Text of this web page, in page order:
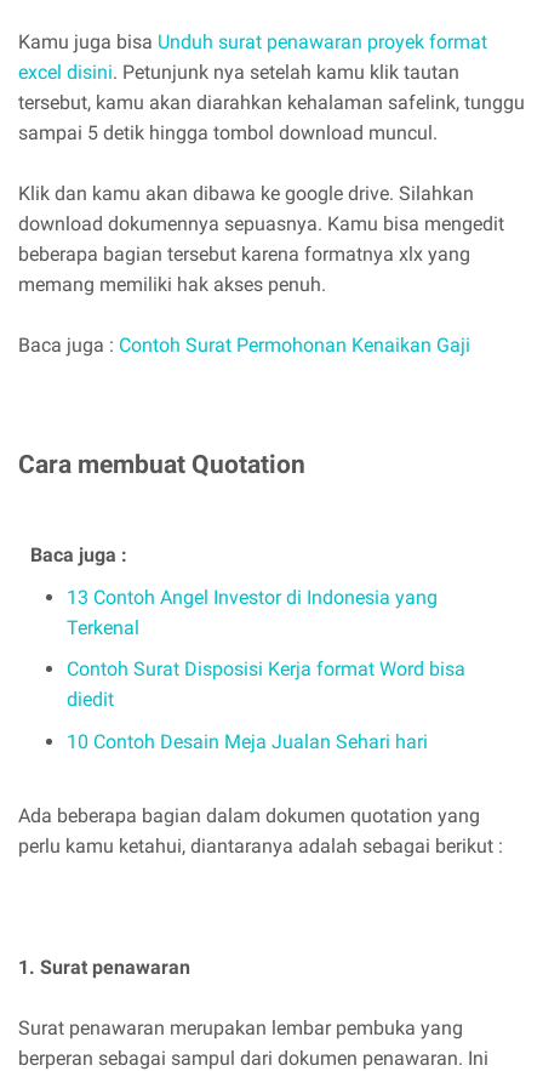
Kamu juga bisa Unduh surat penawaran proyek format
excel disini. Petunjunk nya setelah kamu klik tautan
tersebut, kamu akan diarahkan kehalaman safelink, tunggu
sampai 5 detik hingga tombol download muncul.
Klik dan kamu akan dibawa ke google drive. Silahkan
download dokumennya sepuasnya. Kamu bisa mengedit
beberapa bagian tersebut karena formatnya xlx yang
memang memiliki hak akses penuh.
Baca juga : Contoh Surat Permohonan Kenaikan Gaji
Cara membuat Quotation
Baca juga :
13 Contoh Angel Investor di Indonesia yang
Terkenal
Contoh Surat Disposisi Kerja format Word bisa
diedit
10 Contoh Desain Meja Jualan Sehari hari
Ada beberapa bagian dalam dokumen quotation yang
perlu kamu ketahui, diantaranya adalah sebagai berikut :
1. Surat penawaran
Surat penawaran merupakan lembar pembuka yang
berperan sebagai sampul dari dokumen penawaran. Ini